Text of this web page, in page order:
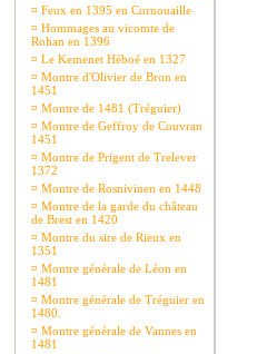
¤ Feux en 1395 en Cornouaille
¤ Hommages au vicomte de
Rohan en 1396
¤ Le Kemenet Héboé en 1327
¤ Montre d'Olivier de Bron en
1451
¤ Montre de 1481 (Tréguier)
¤ Montre de Geffroy de Couvran
1451
¤ Montre de Prigent de Trelever
1372
¤ Montre de Rosnivinen en 1448
¤ Montre de la garde du château
de Brest en 1420
¤ Montre du sire de Rieux en
1351
¤ Montre générale de Léon en
1481
¤ Montre générale de Tréguier en
1480.
¤ Montre générale de Vannes en
1481